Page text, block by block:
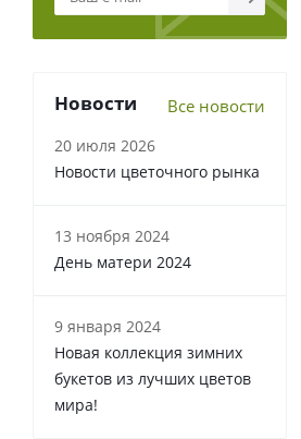
Новости Все новости
20 июля 2026
Новости цветочного рынка
13 ноября 2024
День матери 2024
9 января 2024
Новая коллекция зимних
букетов из лучших цветов
мира!